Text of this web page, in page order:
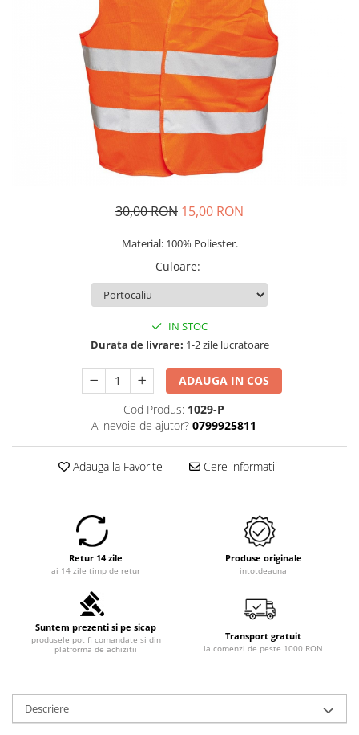
30,00 RON 15,00 RON
Material: 100% Poliester.
Culoare:
IN STOC
Durata de livrare: 1-2 zile lucratoare
ADAUGA IN COS
Cod Produs: 1029-P
Ai nevoie de ajutor? 0799925811
Adauga la Favorite Cere informatii
Retur 14 zile
ai 14 zile timp de retur
Produse originale
intotdeauna
Suntem prezenti si pe sicap
produsele pot fi comandate si din
platforma de achizitii
Transport gratuit
la comenzi de peste 1000 RON
Descriere